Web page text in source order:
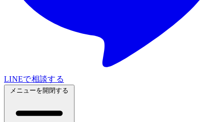
LINEで相談する
メニューを開閉する